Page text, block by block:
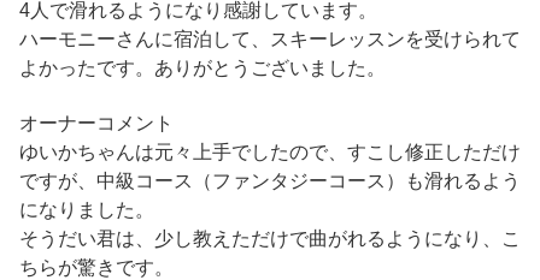
4人で滑れるようになり感謝しています。
ハーモニーさんに宿泊して、スキーレッスンを受けられて
よかったです。ありがとうございました。
オーナーコメント
ゆいかちゃんは元々上手でしたので、すこし修正しただけ
ですが、中級コース（ファンタジーコース）も滑れるよう
になりました。
そうだい君は、少し教えただけで曲がれるようになり、こ
ちらが驚きです。